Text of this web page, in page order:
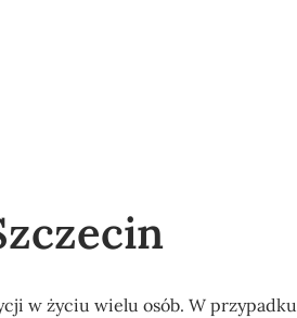
w życiu wielu osób. W przypadku